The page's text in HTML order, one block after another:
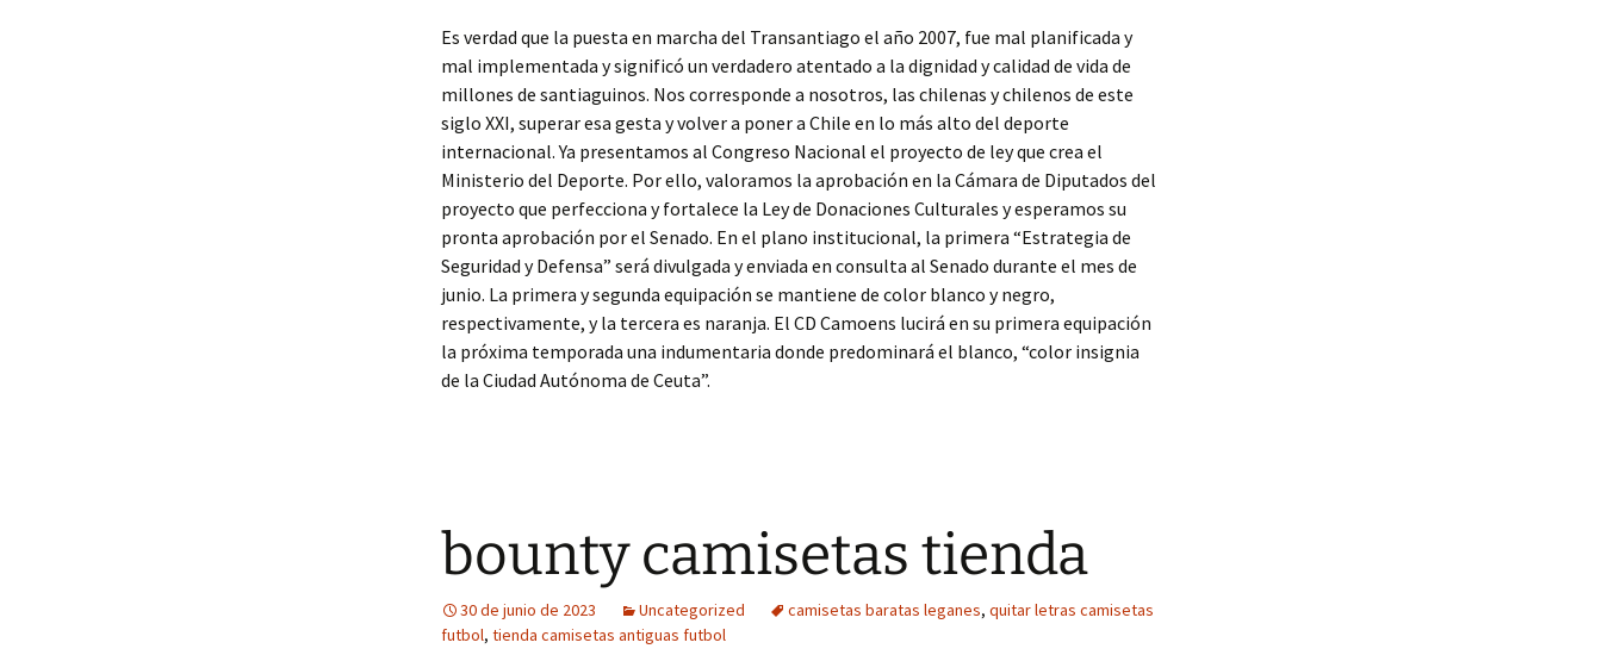
Es verdad que la puesta en marcha del Transantiago el año 2007, fue mal planificada y
mal implementada y significó un verdadero atentado a la dignidad y calidad de vida de
millones de santiaguinos. Nos corresponde a nosotros, las chilenas y chilenos de este
siglo XXI, superar esa gesta y volver a poner a Chile en lo más alto del deporte
internacional. Ya presentamos al Congreso Nacional el proyecto de ley que crea el
Ministerio del Deporte. Por ello, valoramos la aprobación en la Cámara de Diputados del
proyecto que perfecciona y fortalece la Ley de Donaciones Culturales y esperamos su
pronta aprobación por el Senado. En el plano institucional, la primera “Estrategia de
Seguridad y Defensa” será divulgada y enviada en consulta al Senado durante el mes de
junio. La primera y segunda equipación se mantiene de color blanco y negro,
respectivamente, y la tercera es naranja. El CD Camoens lucirá en su primera equipación
la próxima temporada una indumentaria donde predominará el blanco, “color insignia
de la Ciudad Autónoma de Ceuta”.
bounty camisetas tienda
30 de junio de 2023 Uncategorized camisetas baratas leganes, quitar letras camisetas
futbol, tienda camisetas antiguas futbol